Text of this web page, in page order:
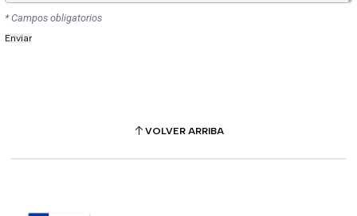
* Campos obligatorios
VOLVER ARRIBA